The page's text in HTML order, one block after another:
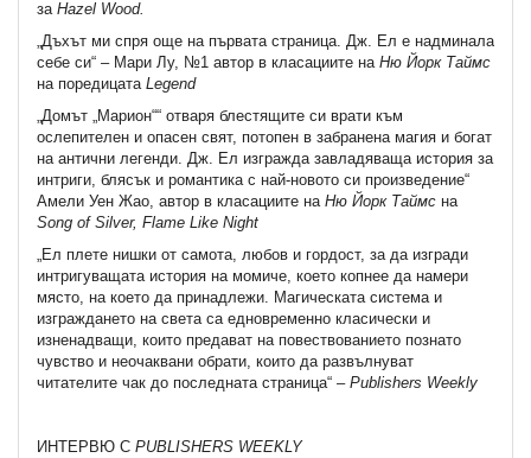
за Hazel Wood.
„Дъхът ми спря още на първата страница. Дж. Ел е надминала
себе си“ – Мари Лу, №1 автор в класациите на Ню Йорк Таймс
на поредицата Legend
„Домът „Марион““ отваря блестящите си врати към
ослепителен и опасен свят, потопен в забранена магия и богат
на антични легенди. Дж. Ел изгражда завладяваща история за
интриги, блясък и романтика с най-новото си произведение“
Амели Уен Жао, автор в класациите на Ню Йорк Таймс на
Song of Silver, Flame Like Night
„Ел плете нишки от самота, любов и гордост, за да изгради
интригуващата история на момиче, което копнее да намери
място, на което да принадлежи. Магическата система и
изграждането на света са едновременно класически и
изненадващи, които предават на повествованието познато
чувство и неочаквани обрати, които да развълнуват
читателите чак до последната страница“ – Publishers Weekly
ИНТЕРВЮ С PUBLISHERS WEEKLY